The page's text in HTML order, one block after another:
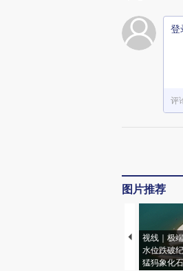
登
评
图片推荐
视线｜极
水位跌破
猛犸象化